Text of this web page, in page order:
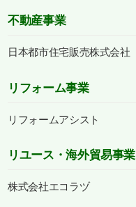
不動産事業
日本都市住宅販売株式会社
リフォーム事業
リフォームアシスト
リユース・海外貿易事業
株式会社エコラヅ